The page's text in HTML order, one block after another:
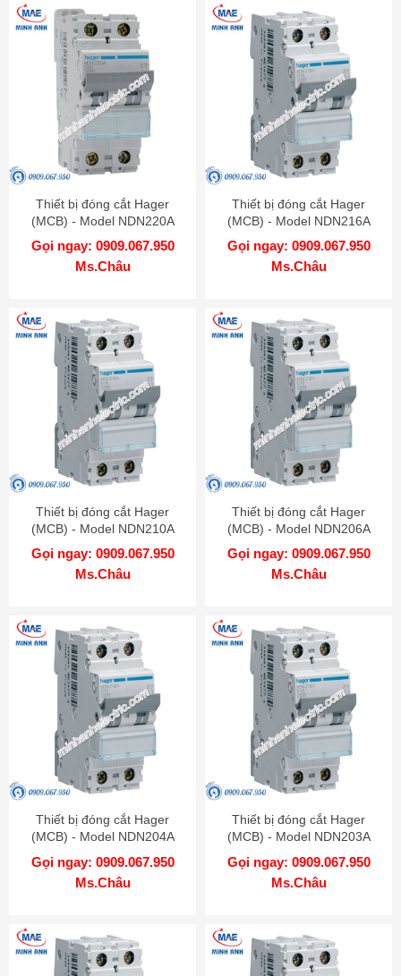
Thiết bị đóng cắt Hager
(MCB) - Model NDN220A
Gọi ngay: 0909.067.950
Ms.Châu
Thiết bị đóng cắt Hager
(MCB) - Model NDN216A
Gọi ngay: 0909.067.950
Ms.Châu
Thiết bị đóng cắt Hager
(MCB) - Model NDN210A
Gọi ngay: 0909.067.950
Ms.Châu
Thiết bị đóng cắt Hager
(MCB) - Model NDN206A
Gọi ngay: 0909.067.950
Ms.Châu
Thiết bị đóng cắt Hager
(MCB) - Model NDN204A
Gọi ngay: 0909.067.950
Ms.Châu
Thiết bị đóng cắt Hager
(MCB) - Model NDN203A
Gọi ngay: 0909.067.950
Ms.Châu